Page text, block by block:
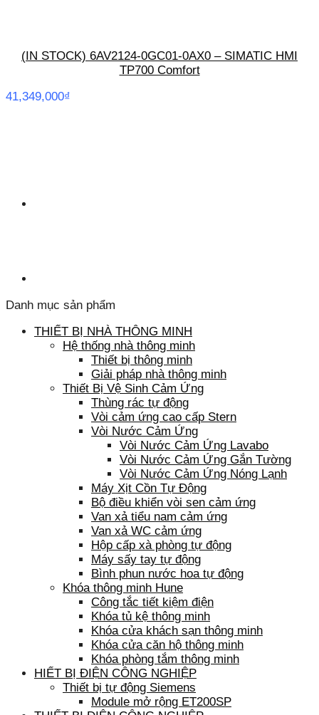
(IN STOCK) 6AV2124-0GC01-0AX0 – SIMATIC HMI
TP700 Comfort
41,349,000₫
Danh mục sản phẩm
THIẾT BỊ NHÀ THÔNG MINH
Hệ thống nhà thông minh
Thiết bị thông minh
Giải pháp nhà thông minh
Thiết Bị Vệ Sinh Cảm Ứng
Thùng rác tự động
Vòi cảm ứng cao cấp Stern
Vòi Nước Cảm Ứng
Vòi Nước Cảm Ứng Lavabo
Vòi Nước Cảm Ứng Gắn Tường
Vòi Nước Cảm Ứng Nóng Lạnh
Máy Xịt Cồn Tự Động
Bộ điều khiển vòi sen cảm ứng
Van xả tiểu nam cảm ứng
Van xả WC cảm ứng
Hộp cấp xà phòng tự động
Máy sấy tay tự động
Bình phun nước hoa tự động
Khóa thông minh Hune
Công tắc tiết kiệm điện
Khóa tủ kệ thông minh
Khóa cửa khách sạn thông minh
Khóa cửa căn hộ thông minh
Khóa phòng tắm thông minh
HIẾT BỊ ĐIỆN CÔNG NGHIỆP
Thiết bị tự động Siemens
Module mở rộng ET200SP